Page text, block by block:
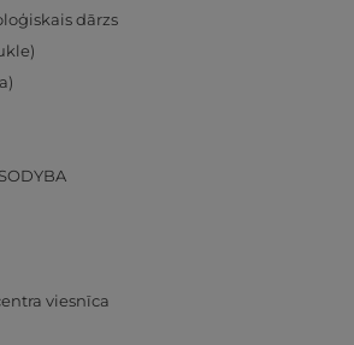
dārzs
viesnīca